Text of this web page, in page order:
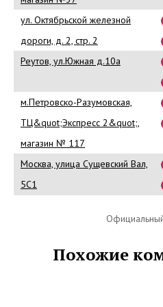
ул. Октябрьской железной
дороги, д. 2, стр. 2
Реутов, ул.Южная д.10а
м.Петровско-Разумовская,
ТЦ&quot;Экспресс 2&quot;,
магазин № 117
Москва, улица Сущевский Вал,
5С1
Похожие